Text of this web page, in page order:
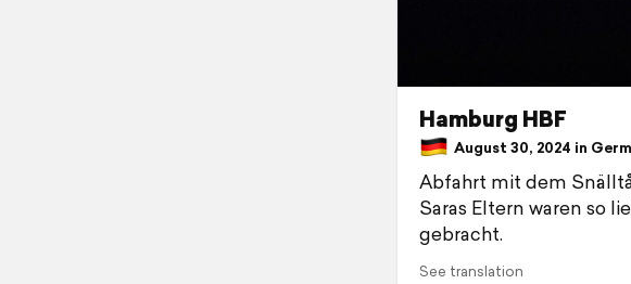
Hamburg HBF
August 30, 2024 in
Abfahrt mit dem
Saras Eltern waren so
gebracht.
See translation